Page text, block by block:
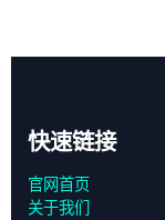
快速链接
官网首页
关于我们